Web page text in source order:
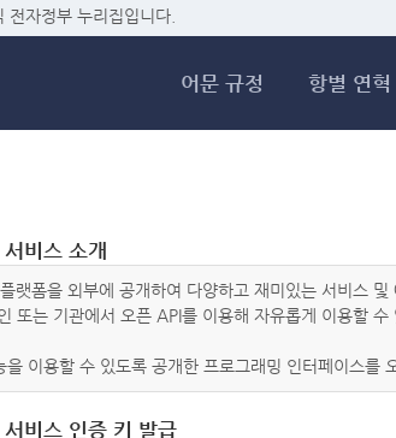
전자정부 누리집입니다.
어문 규정 항별 연혁
비스 소개
랫폼을 외부에 공개하여 다양하고 재미있는 서비스
또는 기관에서 오픈 API를 이용해 자유롭게 이용할 수
이용할 수 있도록 공개한 프로그래밍 인터페이스를
비스 인증 키 발급